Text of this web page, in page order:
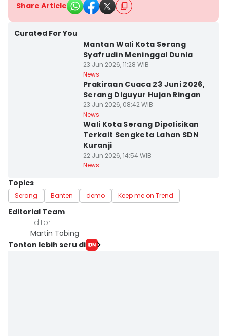
Share Article
Curated For You
Mantan Wali Kota Serang
Syafrudin Meninggal Dunia
23 Jun 2026, 11:28 WIB
News
Prakiraan Cuaca 23 Juni 2026,
Serang Diguyur Hujan Ringan
23 Jun 2026, 08:42 WIB
News
Wali Kota Serang Dipolisikan
Terkait Sengketa Lahan SDN
Kuranji
22 Jun 2026, 14:54 WIB
News
Topics
Serang Banten demo Keep me on Trend
Editorial Team
Editor
Martin Tobing
Tonton lebih seru di